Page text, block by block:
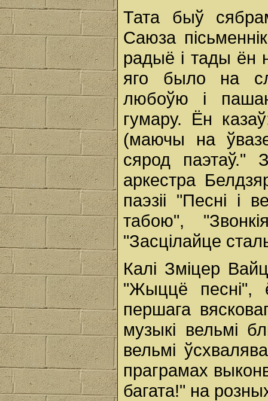
Тата быў
Саюза
радыё і тады ён
яго было на
любоўю і
гумару. Ён
(маючы на
сярод паэтаў."
аркестра
паэзіі "Песні і
табою",
"Засцілайце
Калі Зміцер
"Жыццё песні",
першага
музыкі вельмі
вельмі
праграмах
багата!" на